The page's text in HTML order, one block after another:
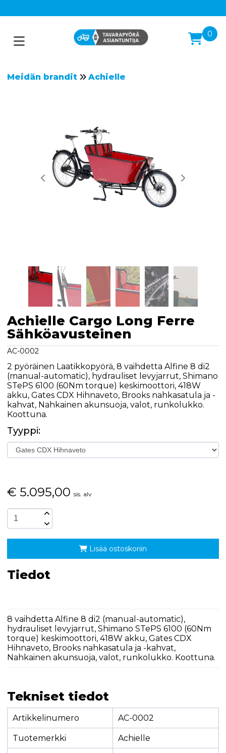
0
Meidän brandit Achielle
Achielle Cargo Long Ferre
Sähköavusteinen
AC-0002
2 pyöräinen Laatikkopyörä, 8 vaihdetta Alfine 8 di2
(manual-automatic), hydrauliset levyjarrut, Shimano
STePS 6100 (60Nm torque) keskimoottori, 418W
akku, Gates CDX Hihnaveto, Brooks nahkasatula ja -
kahvat, Nahkainen akunsuoja, valot, runkolukko.
Koottuna.
Tyyppi:
€ 5.095,00 sis. alv
Lisää ostoskoriin
Tiedot
8 vaihdetta Alfine 8 di2 (manual-automatic),
hydrauliset levyjarrut, Shimano STePS 6100 (60Nm
torque) keskimoottori, 418W akku, Gates CDX
Hihnaveto, Brooks nahkasatula ja -kahvat,
Nahkainen akunsuoja, valot, runkolukko. Koottuna.
Tekniset tiedot
Artikkelinumero AC-0002
Tuotemerkki Achielle